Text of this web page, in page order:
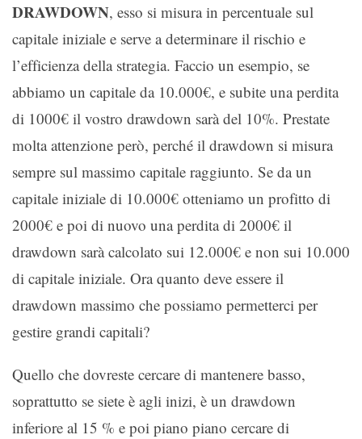
DRAWDOWN, esso si misura in percentuale sul
capitale iniziale e serve a determinare il rischio e
l’efficienza della strategia. Faccio un esempio, se
abbiamo un capitale da 10.000€, e subite una perdita
di 1000€ il vostro drawdown sarà del 10%. Prestate
molta attenzione però, perché il drawdown si misura
sempre sul massimo capitale raggiunto. Se da un
capitale iniziale di 10.000€ otteniamo un profitto di
2000€ e poi di nuovo una perdita di 2000€ il
drawdown sarà calcolato sui 12.000€ e non sui 10.000
di capitale iniziale. Ora quanto deve essere il
drawdown massimo che possiamo permetterci per
gestire grandi capitali?
Quello che dovreste cercare di mantenere basso,
soprattutto se siete è agli inizi, è un drawdown
inferiore al 15 % e poi piano piano cercare di